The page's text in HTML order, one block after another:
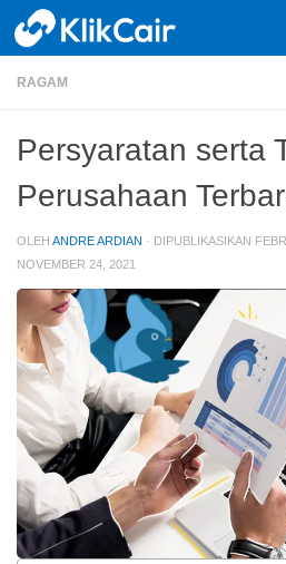
Skip to content
RAGAM
Persyaratan serta
Perusahaan
OLEH ANDRE ARDIAN · DIPUBLIKASIKAN
NOVEMBER 24, 2021